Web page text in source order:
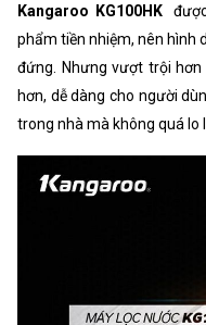
Kangaroo KG100HK
phẩm tiền nhiệm, nên hình
đứng. Nhưng vượt trội
hơn, dễ dàng cho người
trong nhà mà không quá lo